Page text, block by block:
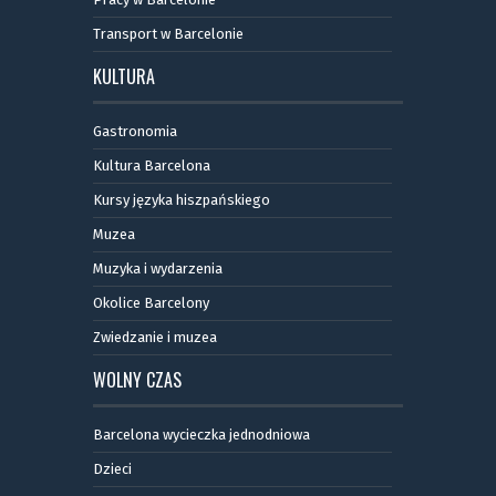
Transport w Barcelonie
KULTURA
Gastronomia
Kultura Barcelona
Kursy języka hiszpańskiego
Muzea
Muzyka i wydarzenia
Okolice Barcelony
Zwiedzanie i muzea
WOLNY CZAS
Barcelona wycieczka jednodniowa
Dzieci